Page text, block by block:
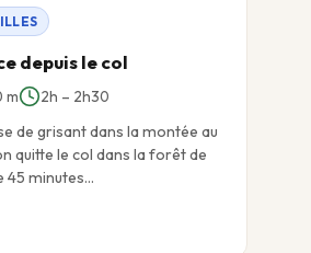
depuis le col
m
2h – 2h30
de grisant dans la montée au
quitte le col dans la forêt de
45 minutes…